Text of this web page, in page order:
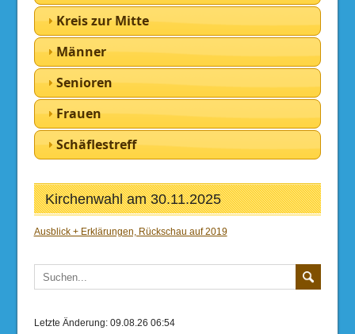
Kreis zur Mitte
Männer
Senioren
Frauen
Schäflestreff
Kirchenwahl am 30.11.2025
Ausblick + Erklärungen, Rückschau auf 2019
Letzte Änderung: 09.08.26 06:54